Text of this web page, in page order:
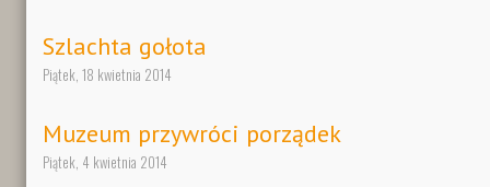
Szlachta gołota
Piątek, 18 kwietnia 2014
Muzeum przywróci porządek
Piątek, 4 kwietnia 2014